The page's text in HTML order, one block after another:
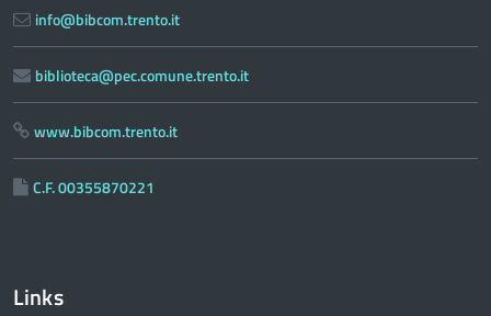
info@bibcom.trento.it
biblioteca@pec.comune.trento.it
www.bibcom.trento.it
C.F. 00355870221
Links